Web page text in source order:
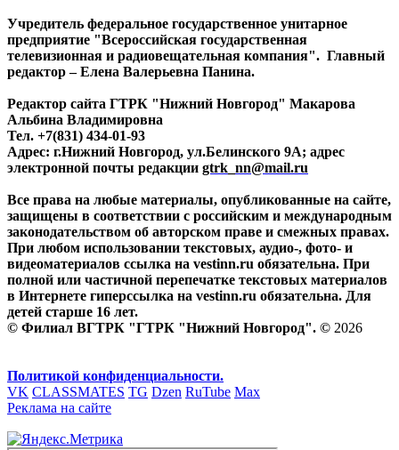
Учредитель федеральное государственное унитарное
предприятие "Всероссийская государственная
телевизионная и радиовещательная компания". Главный
редактор – Елена Валерьевна Панина.
Редактор сайта ГТРК "Нижний Новгород" Макарова
Альбина Владимировна
Тел. +7(831) 434-01-93
Адрес: г.Нижний Новгород, ул.Белинского 9А; адрес
электронной почты редакции gtrk_nn@mail.ru
Все права на любые материалы, опубликованные на сайте,
защищены в соответствии с российским и международным
законодательством об авторском праве и смежных правах.
При любом использовании текстовых, аудио-, фото- и
видеоматериалов ссылка на vestinn.ru обязательна. При
полной или частичной перепечатке текстовых материалов
в Интернете гиперссылка на vestinn.ru обязательна. Для
детей старше 16 лет.
© Филиал ВГТРК "ГТРК "Нижний Новгород". © 2026
Политикой конфиденциальности.
VK CLASSMATES TG Dzen RuTube Max
Реклама на сайте